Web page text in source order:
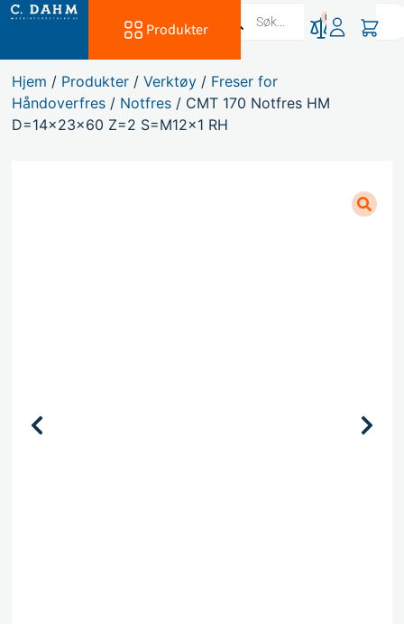
Produkter
0
Hjem / Produkter /Verktøy / Freser for
Håndoverfres / Notfres / CMT 170 Notfres HM
D=14x23x60 Z=2 S=M12x1 RH